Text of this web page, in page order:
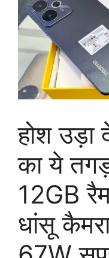
होश उड़ा
का ये
12GB
धांसू